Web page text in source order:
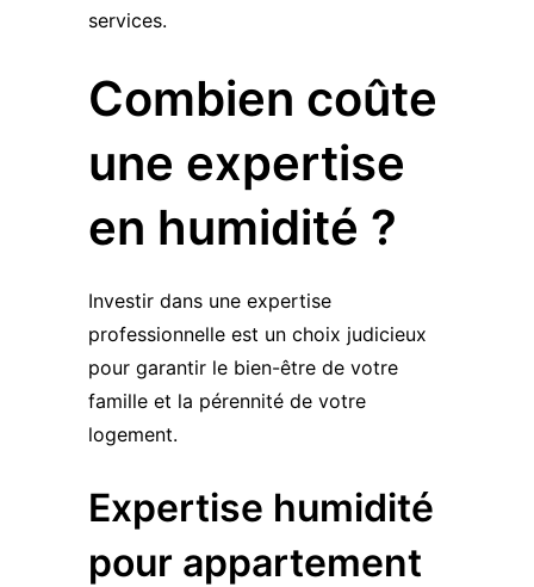
services.
Combien coûte
une expertise
en humidité ?
Investir dans une expertise
professionnelle est un choix judicieux
pour garantir le bien-être de votre
famille et la pérennité de votre
logement.
Expertise humidité
pour appartement